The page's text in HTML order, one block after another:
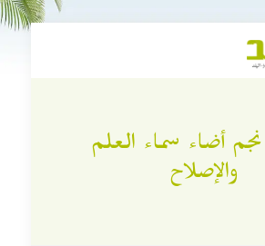
أضاء سماء العلم
والإصلاح